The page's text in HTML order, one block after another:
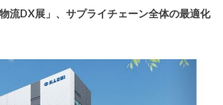
流DX展」、サプライチェーン全体の最適化